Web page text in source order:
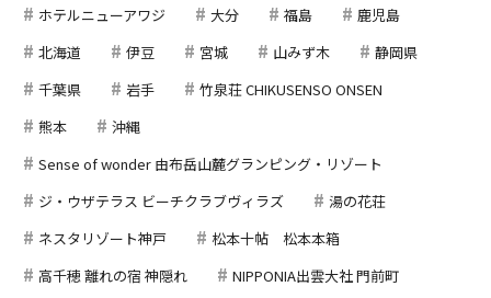
ホテルニューアワジ
大分 福島
鹿児島
北海道
伊豆 宮城 山みず木
静岡県
千葉県
岩手
竹泉荘 CHIKUSENSO ONSEN
熊本
沖縄
Sense of wonder 由布岳山麓グランピング・リゾート
ジ・ウザテラス ビーチクラブヴィラズ
湯の花荘
ネスタリゾート神戸
松本十帖 松本本箱
高千穂 離れの宿 神隠れ
NIPPONIA出雲大社 門前町